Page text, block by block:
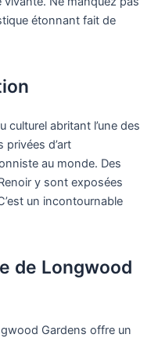
étonnant fait de
culturel abritant l’une des
d’art
au monde. Des
y sont exposées
un incontournable
de Longwood
Gardens offre un